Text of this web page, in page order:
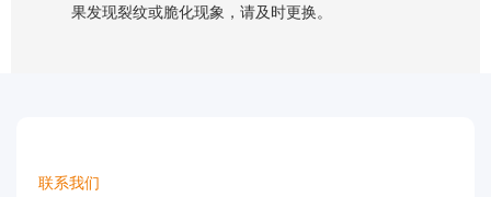
果发现裂纹或脆化现象，请及时更换。
联系我们